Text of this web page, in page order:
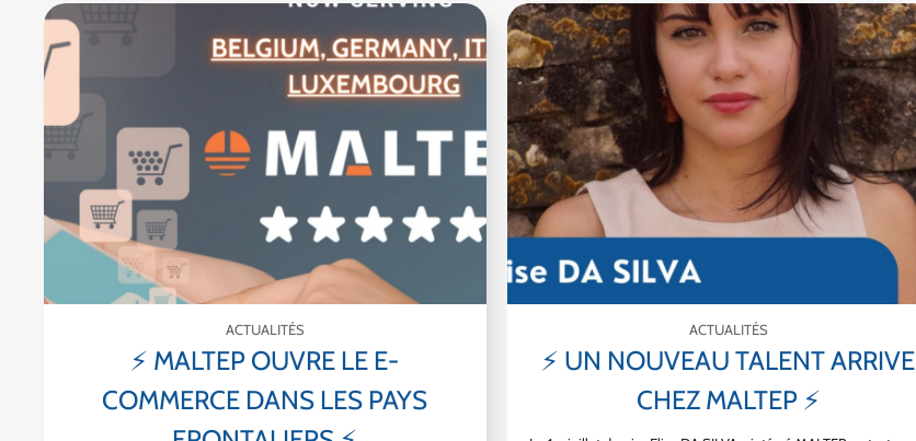
ACTUALITÉS
⚡ MALTEP OUVRE LE E-
COMMERCE DANS LES PAYS
ACTUALITÉS
⚡ UN NOUVEAU TALENT ARRIVE
CHEZ MALTEP ⚡